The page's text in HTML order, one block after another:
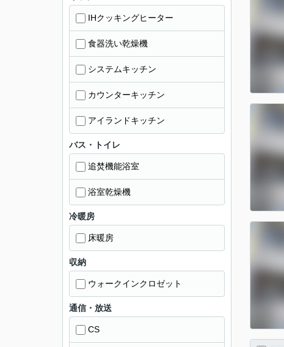
IHクッキングヒーター
食器洗い乾燥機
システムキッチン
カウンターキッチン
アイランドキッチン
バス・トイレ
追焚機能浴室
浴室乾燥機
冷暖房
床暖房
収納
ウォークインクロゼット
通信・放送
CS